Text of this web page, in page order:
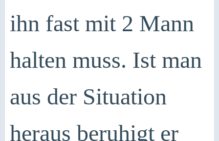
ihn fast mit 2 Mann
halten muss. Ist man
aus der Situation
heraus beruhigt er